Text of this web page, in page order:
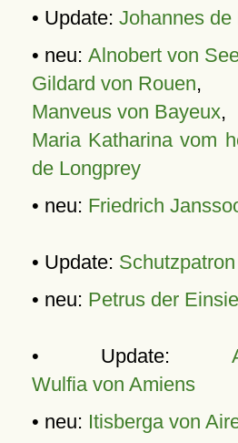
• Update: Johannes de
• neu: Alnobert von
Gildard von Rouen,
Manveus von Bayeux,
Maria Katharina vom
de Longprey
• neu: Friedrich
• Update:
• neu: Petrus der
• Update:
Wulfia von Amiens
• neu: Itisberga von